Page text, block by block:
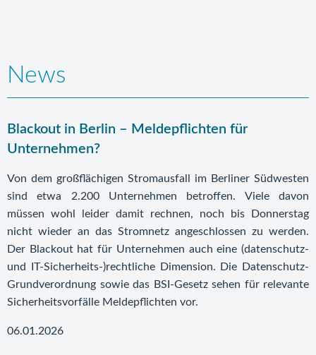
News
Blackout in Berlin – Meldepflichten für
Unternehmen?
Von dem großflächigen Stromausfall im Berliner Südwesten
sind etwa 2.200 Unternehmen betroffen. Viele davon
müssen wohl leider damit rechnen, noch bis Donnerstag
nicht wieder an das Stromnetz angeschlossen zu werden.
Der Blackout hat für Unternehmen auch eine (datenschutz-
und IT-Sicherheits-)rechtliche Dimension. Die Datenschutz-
Grundverordnung sowie das BSI-Gesetz sehen für relevante
Sicherheitsvorfälle Meldepflichten vor.
06.01.2026